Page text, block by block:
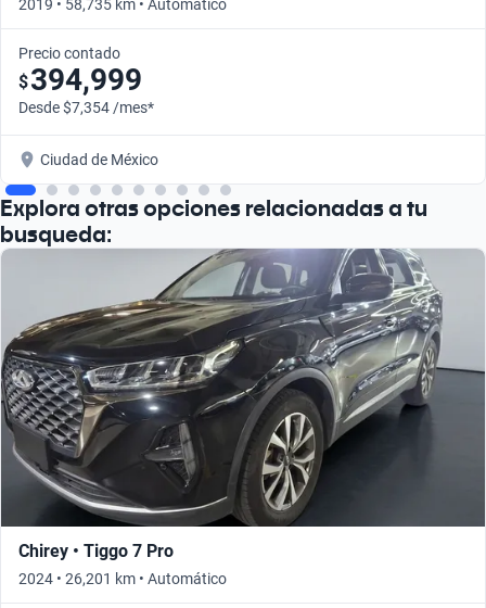
2019 • 58,735 km • Automático
Precio contado
$394,999
Desde $7,354 /mes*
Ciudad de México
Explora otras opciones relacionadas a tu
busqueda:
Chirey • Tiggo 7 Pro
2024 • 26,201 km • Automático